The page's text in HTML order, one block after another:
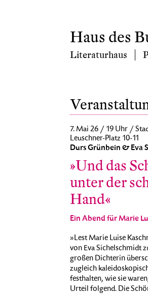
Haus des
Literaturhaus
7. Mai 26 / 19 Uhr /
Leuschner-Platz 10-11
Durs Grünbein & Eva
»Und das
unter der
Hand«
Ein Abend für Marie
»Lest Marie Luise
von Eva Sichelschmidt
großen Dichterin
zugleich
festhalten, wie sie
Urteil folgend. Die